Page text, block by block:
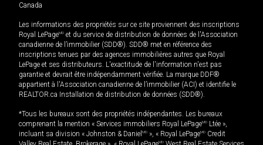
Canada
Les informations des propriétés sur ce site proviennent des inscriptions
Royal LePageMD et du service de distribution de données de l'Association
canadienne de l’immobilier (SDD®). SDD® met en référence des
inscriptions tenues par des agences immobilières autres que Royal
LePage et ses distributeurs. L'exactitude de l'information n'est pas
garantie et devrait être indépendamment vérifiée. La marque DDF®
appartient à l'Association canadienne de l’immobilier (ACI) et identifie le
REALTOR.ca Installation de distribution de données (SDD®).
*Tous les bureaux sont des propriétés indépendantes. Les bureaux
comprenant la mention « Services immobiliers Royal LePageMD Ltée »,
incluant sa division « Johnston & Daniel MD », « Royal LePageMD Credit
MD